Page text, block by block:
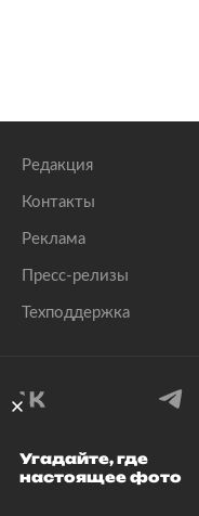
Редакция
Контакты
Реклама
Пресс-релизы
Техподдержка
©
Угадайте, где
настоящее фото